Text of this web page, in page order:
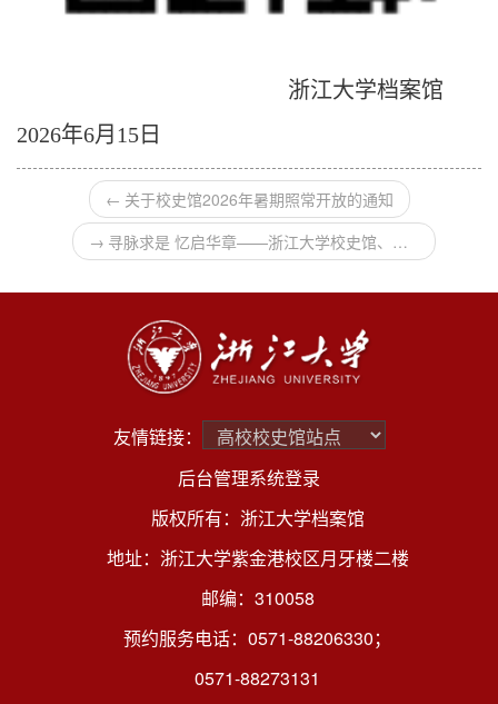
浙江大学档案馆
2026年6月 15 日
← 关于校史馆2026年暑期照常开放的通知
→
寻脉求是 忆启华章——浙江大学校史馆、竺可桢纪念馆校友开放周活动通知
友情链接：
后台管理系统登录
版权所有：浙江大学档案馆
地址：浙江大学紫金港校区月牙楼二楼
邮编：310058
预约服务电话：0571-88206330；
0571-88273131